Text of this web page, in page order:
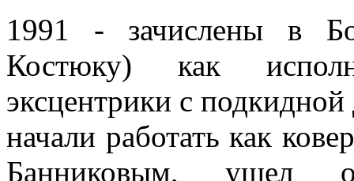
1991 - зачислены в
Костюку) как
эксцентрики с
начали работать как
Банниковым, ушел